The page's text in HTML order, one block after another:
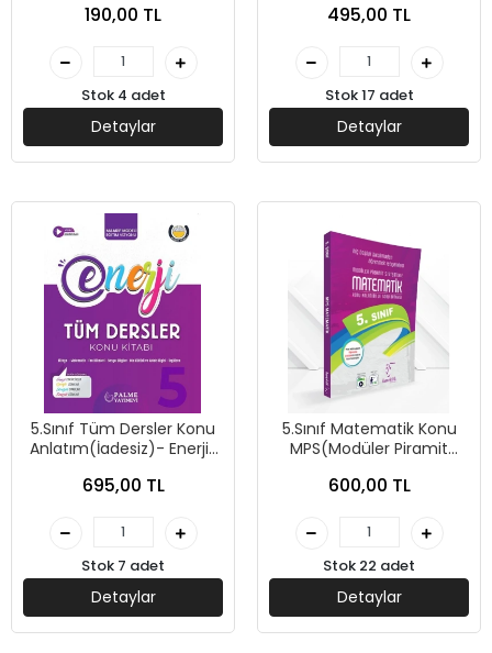
190,00 TL
Stok 4 adet
Detaylar
495,00 TL
Stok 17 adet
Detaylar
5.Sınıf Tüm Dersler Konu
Anlatım(İadesiz)- Enerji-
695,00 TL
Stok 7 adet
Detaylar
5.Sınıf Matematik Konu
MPS(Modüler Piramit
600,00 TL
Stok 22 adet
Detaylar